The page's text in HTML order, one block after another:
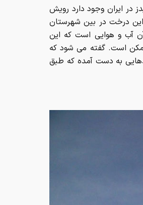
در ایران وجود دارد رویش
درخت در بین شهرستان
آب و هوایی است که این
است. گفته می شود که
به دست آمده که طبق